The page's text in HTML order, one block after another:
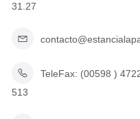
31.27
TeleFax: (00598 )
513